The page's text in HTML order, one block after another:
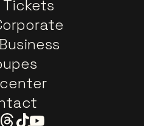
Tickets
Threads
TiktokYoutube